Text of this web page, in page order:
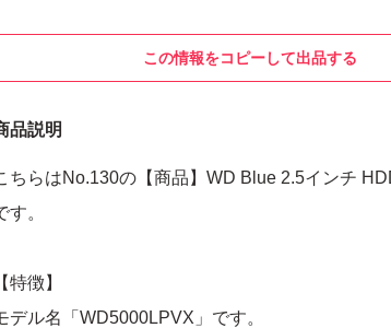
この情報をコピーして出品する
品説明
ちらはNo.130の【商品】WD Blue 2.5インチ
す。
【特徴】
デル名「WD5000LPVX」です。